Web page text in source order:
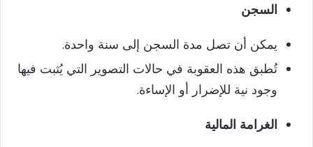
السجن
يمكن أن تصل مدة السجن إلى سنة واحدة.
تُطبق هذه العقوبة في حالات التصوير التي يُثبت فيها
وجود نية للإضرار أو الإساءة.
الغرامة المالية